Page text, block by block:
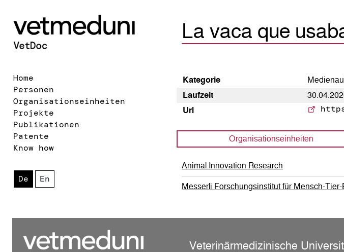
Home
Personen
Organisationseinheiten
Projekte
Publikationen
Patente
Know how
De En
La vaca que
Kategorie
Laufzeit
Url
Organisations­einheiten
Animal Innovation Research
Messerli Forschungsinstitut für Mensch-
Veterinärmedizinische